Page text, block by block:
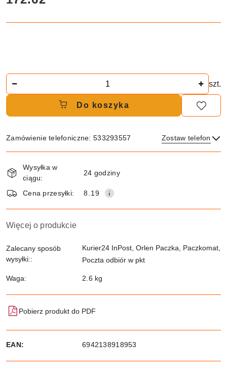
szt.
Do koszyka
Zamówienie telefoniczne: 533293557 Zostaw telefon
i
dostawa
Wysyłka w
ciągu:
24 godziny
Cena przesyłki: 8.19
Więcej o produkcie
Zalecany sposób
wysyłki::
Kurier24 InPost, Orlen Paczka, Paczkomat,
Poczta odbiór w pkt
Waga: 2.6 kg
Pobierz produkt do PDF
EAN: 6942138918953